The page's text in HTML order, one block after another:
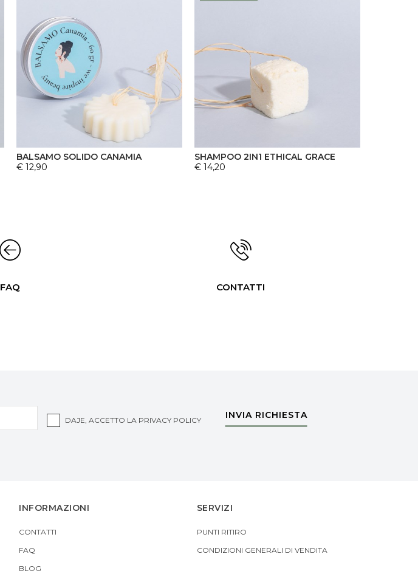
BALSAMO SOLIDO CANAMIA
€ 12,90
SHAMPOO 2IN1 ETHICAL GRACE
€ 14,20
FAQ CONTATTI
DAJE, ACCETTO LA PRIVACY POLICY INVIA RICHIESTA
INFORMAZIONI
CONTATTI
FAQ
BLOG
SERVIZI
PUNTI RITIRO
CONDIZIONI GENERALI DI VENDITA